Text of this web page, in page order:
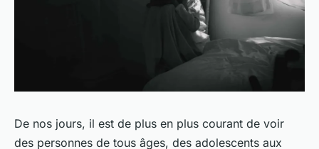
De nos jours, il est de plus en plus courant de voir
des personnes de tous âges, des adolescents aux